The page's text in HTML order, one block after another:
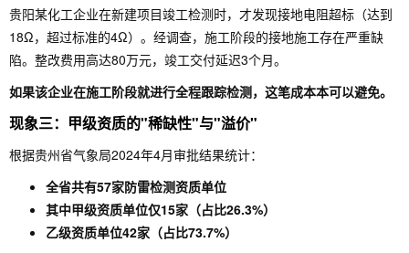
贵阳某化工企业在新建项目竣工检测时，才发现接地电阻超标（达到
18Ω，超过标准的4Ω）。经调查，施工阶段的接地施工存在严重缺
陷。整改费用高达80万元，竣工交付延迟3个月。
如果该企业在施工阶段就进行全程跟踪检测，这笔成本本可以避免。
现象三：甲级资质的"稀缺性"与"溢价"
根据贵州省气象局2024年4月审批结果统计：
全省共有57家防雷检测资质单位
其中甲级资质单位仅15家（占比26.3%）
乙级资质单位42家（占比73.7%）